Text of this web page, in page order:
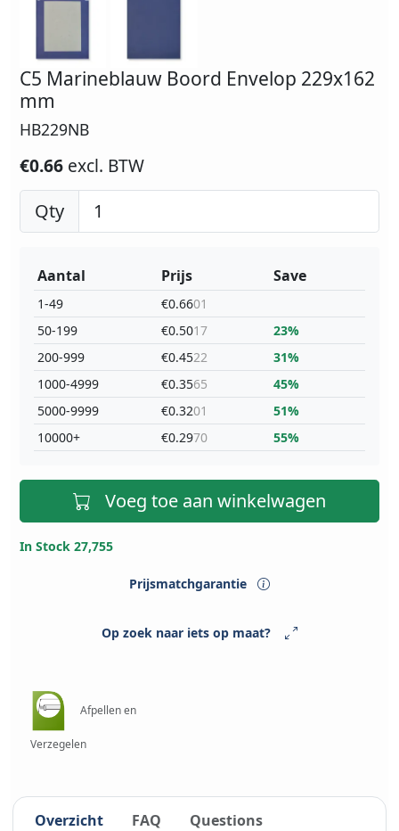
C5 Marineblauw Boord Envelop 229x162
mm
HB229NB
€0.66 excl. BTW
Qty
Aantal
1-49
50-199
200-999
1000-4999
5000-9999
10000+
Prijs
€0.6601
€0.5017
€0.4522
€0.3565
€0.3201
€0.2970
Save
23%
31%
45%
51%
55%
Voeg toe aan winkelwagen
In Stock 27,755
Prijsmatchgarantie
Op zoek naar iets op maat?
Afpellen en
Verzegelen
Overzicht FAQ Questions